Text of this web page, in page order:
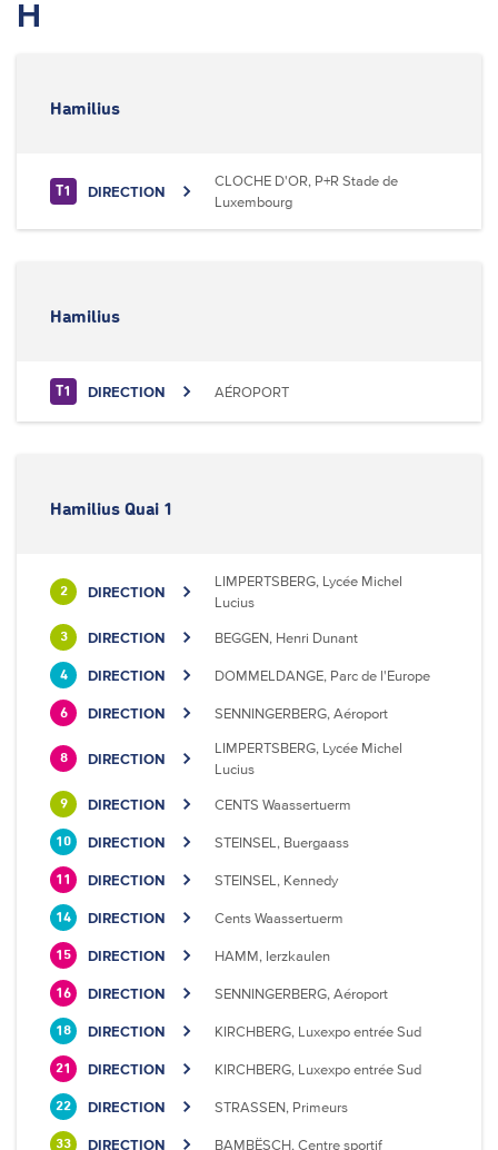
H
Hamilius
T1 DIRECTION
CLOCHE D'OR, P+R Stade de
Luxembourg
Hamilius
T1 DIRECTION AÉROPORT
Hamilius Quai 1
2 DIRECTION
LIMPERTSBERG, Lycée Michel
Lucius
3 DIRECTION BEGGEN, Henri Dunant
4 DIRECTION DOMMELDANGE, Parc de l'Europe
6 DIRECTION SENNINGERBERG, Aéroport
8 DIRECTION
LIMPERTSBERG, Lycée Michel
Lucius
9 DIRECTION CENTS Waassertuerm
10 DIRECTION STEINSEL, Buergaass
11 DIRECTION STEINSEL, Kennedy
14 DIRECTION Cents Waassertuerm
15 DIRECTION HAMM, Ierzkaulen
16 DIRECTION SENNINGERBERG, Aéroport
18 DIRECTION KIRCHBERG, Luxexpo entrée Sud
21 DIRECTION KIRCHBERG, Luxexpo entrée Sud
22 DIRECTION STRASSEN, Primeurs
33 DIRECTION BAMBËSCH, Centre sportif